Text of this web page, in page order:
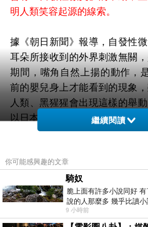
明人類笑容起源的線索。
據《朝日新聞》報導，自發性微
耳朵所接收到的外界刺激無關
期間，嘴角自然上揚的動作，
前的嬰兒身上才能看到的現象
人類、黑猩猩會出現這樣的舉
以日本獼猴為對象所觀察到的成
以讓他們對育兒活動更加積極
上，卻露出像是臉部抽搐般的
員也提到，與其說是為了改變
許是為了促進臉頰肌肉發達才
不定。
繼續閱讀
你可能感興趣的文章
騎奴
脆上面有許多小說同好
說的人那麼多 幾乎比讀
了一個問題 她說為什麼高
9 小時前